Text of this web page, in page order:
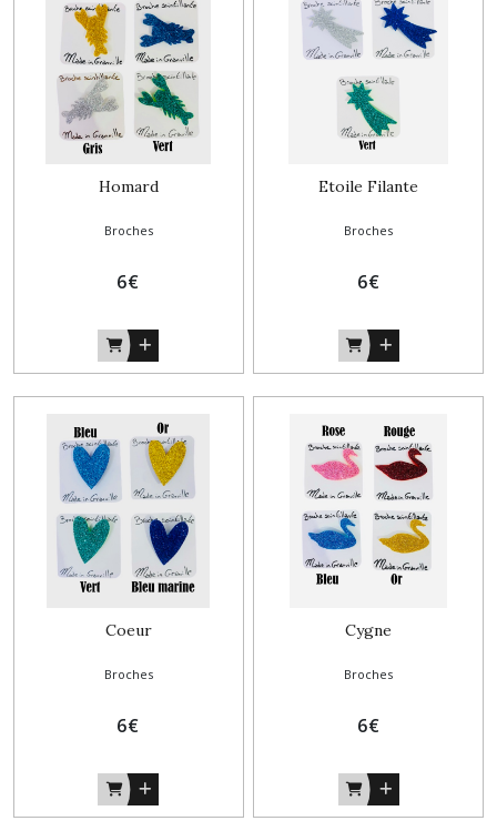
Homard
Broches
6€
Etoile Filante
Broches
6€
Coeur
Broches
6€
Cygne
Broches
6€